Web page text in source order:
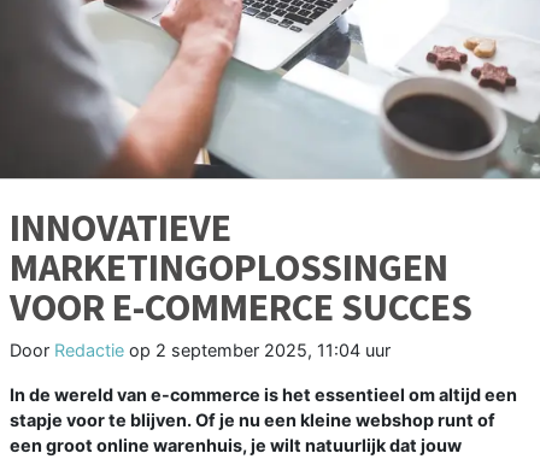
INNOVATIEVE
MARKETINGOPLOSSINGEN
VOOR E-COMMERCE SUCCES
Door Redactie op 2 september 2025, 11:04 uur
In de wereld van e-commerce is het essentieel om altijd een
stapje voor te blijven. Of je nu een kleine webshop runt of
een groot online warenhuis, je wilt natuurlijk dat jouw